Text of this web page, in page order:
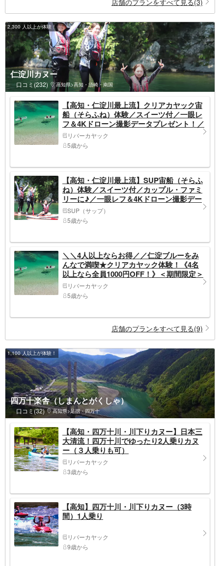
2,300 人以上が体験！
仁淀川カヌー
口コミ(232) 高知県>高知・須崎・南国
【高知・仁淀川最上流】クリアカヤック宙
船（そらふね）体験／スイーツ付／一眼レ
フ＆4Kドローン撮影データプレゼント！／
カップル・ファミリーに♪
リバーカヤック
5歳から
【高知・仁淀川最上流】SUP宙船（そらふ
ね）体験／スイーツ付／カップル・ファミ
リーに♪／一眼レフ＆4Kドローン撮影デー
タプレゼント！
SUP（サップ）
5歳から
＼＼4人以上ならお得／／仁淀ブルーをみ
んなで満喫★クリアカヤック体験！《4名
以上なら全員1000円OFF！》＜期間限定＞
【お友達同士・ファミリーにおすすめ】※
スイーツは付きません
リバーカヤック
5歳から
店舗のプランをすべて見る(9)
1,100 人以上が体験！
四万十楽舎（しまんとがくしゃ）
口コミ(32) 高知県>足摺・四万十
【高知・四万十川・川下りカヌー】日本三
大清流！四万十川でゆったり2人乗りカヌ
ー（３人乗りも可）
リバーカヤック
3歳から
【高知】四万十川・川下りカヌー（3時
間）1人乗り
リバーカヤック
9歳から